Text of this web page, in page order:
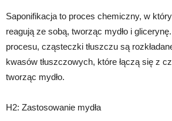
Saponifikacja to proces chemiczny, w
reagują ze sobą, tworząc mydło i
procesu, cząsteczki tłuszczu są
kwasów tłuszczowych, które łączą się z
tworząc mydło.
H2: Zastosowanie mydła